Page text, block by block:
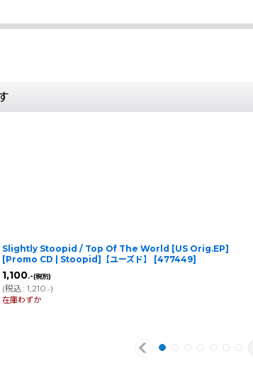
Slightly Stoopid / Top Of The World [US Orig.EP]
[Promo CD | Stoopid]【ユーズド】
[477449]
1,100.-(税別)
(税込: 1,210.-)
在庫わずか